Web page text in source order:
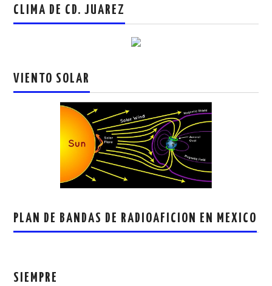
CLIMA DE CD. JUAREZ
VIENTO SOLAR
PLAN DE BANDAS DE RADIOAFICION EN MEXICO
SIEMPRE